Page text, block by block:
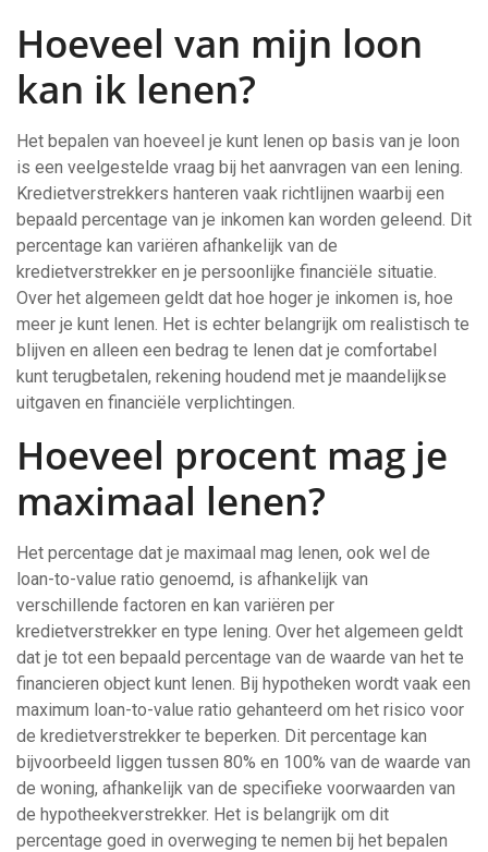
Hoeveel van mijn loon
kan ik lenen?
Het bepalen van hoeveel je kunt lenen op basis van je loon
is een veelgestelde vraag bij het aanvragen van een lening.
Kredietverstrekkers hanteren vaak richtlijnen waarbij een
bepaald percentage van je inkomen kan worden geleend. Dit
percentage kan variëren afhankelijk van de
kredietverstrekker en je persoonlijke financiële situatie.
Over het algemeen geldt dat hoe hoger je inkomen is, hoe
meer je kunt lenen. Het is echter belangrijk om realistisch te
blijven en alleen een bedrag te lenen dat je comfortabel
kunt terugbetalen, rekening houdend met je maandelijkse
uitgaven en financiële verplichtingen.
Hoeveel procent mag je
maximaal lenen?
Het percentage dat je maximaal mag lenen, ook wel de
loan-to-value ratio genoemd, is afhankelijk van
verschillende factoren en kan variëren per
kredietverstrekker en type lening. Over het algemeen geldt
dat je tot een bepaald percentage van de waarde van het te
financieren object kunt lenen. Bij hypotheken wordt vaak een
maximum loan-to-value ratio gehanteerd om het risico voor
de kredietverstrekker te beperken. Dit percentage kan
bijvoorbeeld liggen tussen 80% en 100% van de waarde van
de woning, afhankelijk van de specifieke voorwaarden van
de hypotheekverstrekker. Het is belangrijk om dit
percentage goed in overweging te nemen bij het bepalen